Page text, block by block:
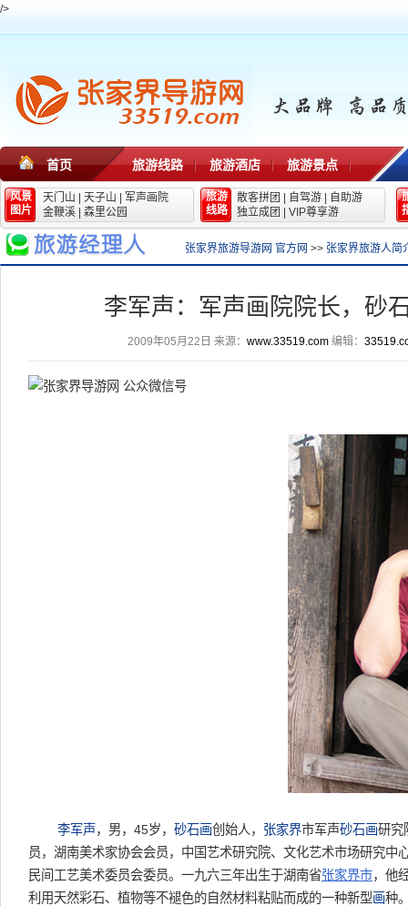
/>
首页 旅游线路 旅游酒店 旅游景点
风景
图片
天门山 天子山
军声画院
金鞭溪
森里公园
旅游
线路
散客拼团 自驾游
自助游
独立成团
VIP尊享游
张家界旅游导游网 官方网 >> 张家界旅游人简
李军声：军声画院院长，砂
2009年05月22日 来源： www.33519.com编辑：
李军声，男，45岁， 砂石画创始人， 张家界市军声砂石画研究
员，湖南美术家协会会员，中国艺术研究院、文化艺术市场研究中
民间工艺美术委员会委员。一九六三年出生于湖南省张家界市，他
利用天然彩石、植物等不褪色的自然材料粘贴而成的一种新型画种